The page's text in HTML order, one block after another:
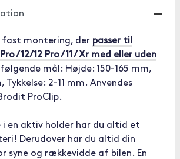
montering, der passer til
/ 12/12 Pro / 11 / Xr med eller uden
mål: Højde: 150-165 mm,
Tykkelse: 2-11 mm. Anvendes
ProClip.
i en aktiv holder har du altid et
Derudover har du altid din
syne og rækkevidde af bilen. En